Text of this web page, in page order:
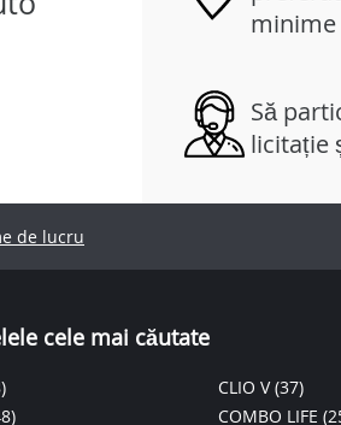
minime
Să
licitație
de lucru
cele mai căutate
CLIO V(37)
COMBO LIFE